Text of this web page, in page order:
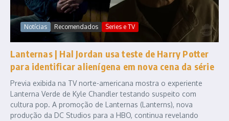
Notícias Recomendados Series e TV
Lanternas | Hal Jordan usa teste de Harry Potter
para identificar alienígena em nova cena da série
Previa exibida na TV norte-americana mostra o experiente
Lanterna Verde de Kyle Chandler testando suspeito com
cultura pop. A promoção de Lanternas (Lanterns), nova
produção da DC Studios para a HBO, continua revelando